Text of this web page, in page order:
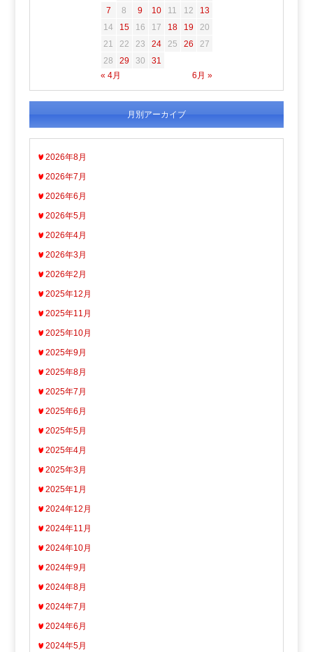
« 4月 6月 »
7
8 9 10 11 12
13
14
15 16 17 18 19
20
21
22 23 24 25 26
27
28
29 30 31
月別アーカイブ
2026年8月
2026年7月
2026年6月
2026年5月
2026年4月
2026年3月
2026年2月
2025年12月
2025年11月
2025年10月
2025年9月
2025年8月
2025年7月
2025年6月
2025年5月
2025年4月
2025年3月
2025年1月
2024年12月
2024年11月
2024年10月
2024年9月
2024年8月
2024年7月
2024年6月
2024年5月